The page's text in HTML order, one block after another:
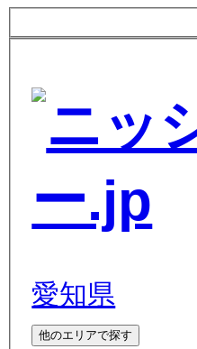
愛知県
他のエリアで探す